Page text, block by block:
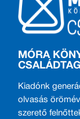
MÓRA
CSALÁDTAG
Kiadónk
olvasás
szerető